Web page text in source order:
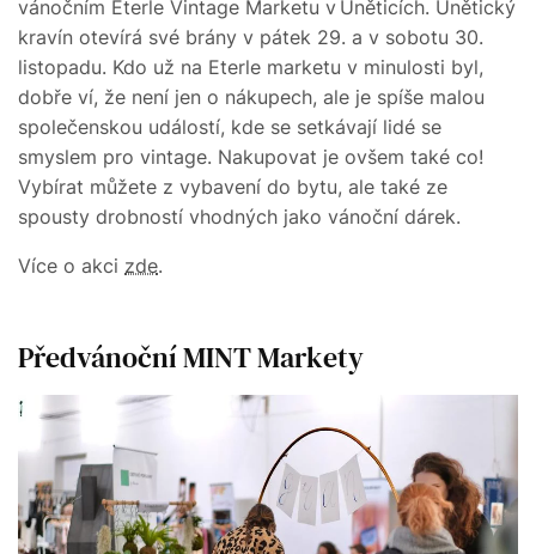
vánočním Eterle Vintage Marketu v Úněticích. Únětický
kravín otevírá své brány v pátek 29. a v sobotu 30.
listopadu. Kdo už na Eterle marketu v minulosti byl,
dobře ví, že není jen o nákupech, ale je spíše malou
společenskou událostí, kde se setkávají lidé se
smyslem pro vintage. Nakupovat je ovšem také co!
Vybírat můžete z vybavení do bytu, ale také ze
spousty drobností vhodných jako vánoční dárek.
Více o akci zde.
Předvánoční MINT Markety